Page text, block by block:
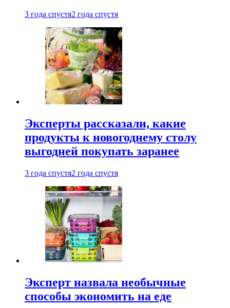
3 года спустя2 года спустя
Эксперты рассказали, какие
продукты к новогоднему столу
выгодней покупать заранее
3 года спустя2 года спустя
Эксперт назвала необычные
способы экономить на еде